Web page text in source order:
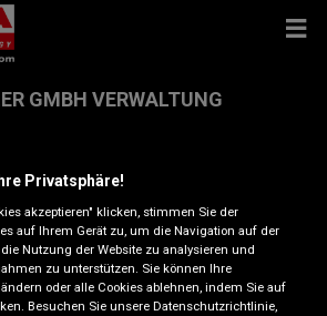
GMBH VERWALTUNG
WITTEN
Privatsphäre!
akzeptieren" klicken, stimmen Sie der
auf Ihrem Gerät zu, um die Navigation auf der
Nutzung der Website zu analysieren und
zu unterstützen. Sie können Ihre
oder alle Cookies ablehnen, indem Sie auf
Besuchen Sie unsere Datenschutzrichtlinie,